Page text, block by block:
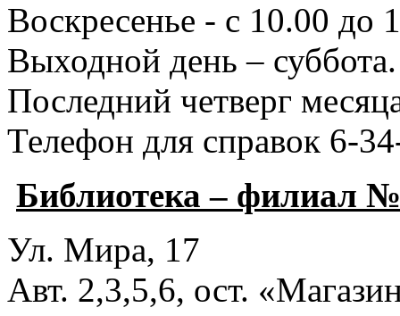
Воскресенье - с 10.00 до
Выходной день – суббота.
Последний четверг
Телефон для справок 6-
Библиотека – филиал
Ул. Мира, 17
Авт. 2,3,5,6, ост.